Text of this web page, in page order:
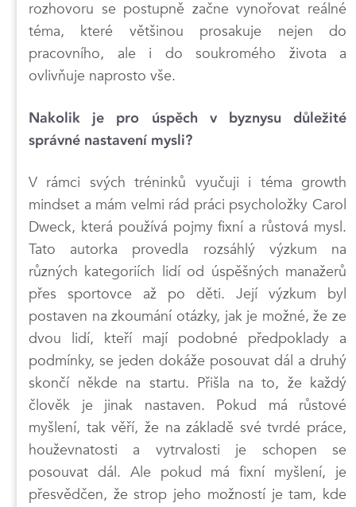
rozhovoru se postupně začne vynořovat reálné
téma, které většinou prosakuje nejen do
pracovního, ale i do soukromého života a
ovlivňuje naprosto vše.
Nakolik je pro úspěch v byznysu důležité
správné nastavení mysli?
V rámci svých tréninků vyučuji i téma growth
mindset a mám velmi rád práci psycholožky Carol
Dweck, která používá pojmy fixní a růstová mysl.
Tato autorka provedla rozsáhlý výzkum na
různých kategoriích lidí od úspěšných manažerů
přes sportovce až po děti. Její výzkum byl
postaven na zkoumání otázky, jak je možné, že ze
dvou lidí, kteří mají podobné předpoklady a
podmínky, se jeden dokáže posouvat dál a druhý
skončí někde na startu. Přišla na to, že každý
člověk je jinak nastaven. Pokud má růstové
myšlení, tak věří, že na základě své tvrdé práce,
houževnatosti a vytrvalosti je schopen se
posouvat dál. Ale pokud má fixní myšlení, je
přesvědčen, že strop jeho možností je tam, kde